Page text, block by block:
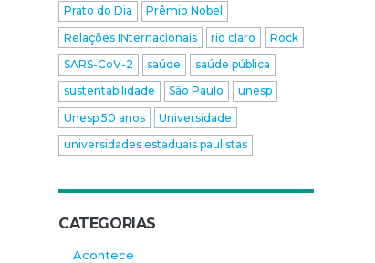
Prato do Dia
Prêmio Nobel
Relações INternacionais
rio claro
Rock
SARS-CoV-2
saúde
saúde pública
sustentabilidade
São Paulo
unesp
Unesp 50 anos
Universidade
universidades estaduais paulistas
CATEGORIAS
Acontece